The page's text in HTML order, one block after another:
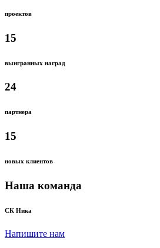
проектов
15
выигранных наград
24
партнера
15
новых клиентов
Наша команда
СК Ника
Напишите нам